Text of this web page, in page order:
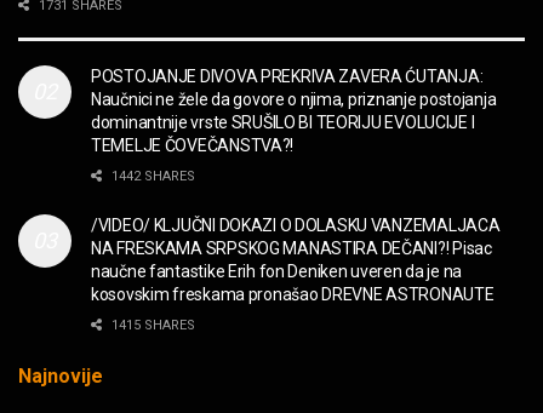
“Missin’ Yo’ Kissin'” BILLY ZZ TOP
MUZIKA
FILM
1731 SHARES
POSTOJANJE DIVOVA PREKRIVA ZAVERA ĆUTANJA:
Naučnici ne žele da govore o njima, priznanje postojanja
dominantnije vrste SRUŠILO BI TEORIJU EVOLUCIJE I
TEMELJE ČOVEČANSTVA?!
1442 SHARES
/VIDEO/ KLJUČNI DOKAZI O DOLASKU VANZEMALJACA
NA FRESKAMA SRPSKOG MANASTIRA DEČANI?! Pisac
naučne fantastike Erih fon Deniken uveren da je na
kosovskim freskama pronašao DREVNE ASTRONAUTE
1415 SHARES
Najnovije